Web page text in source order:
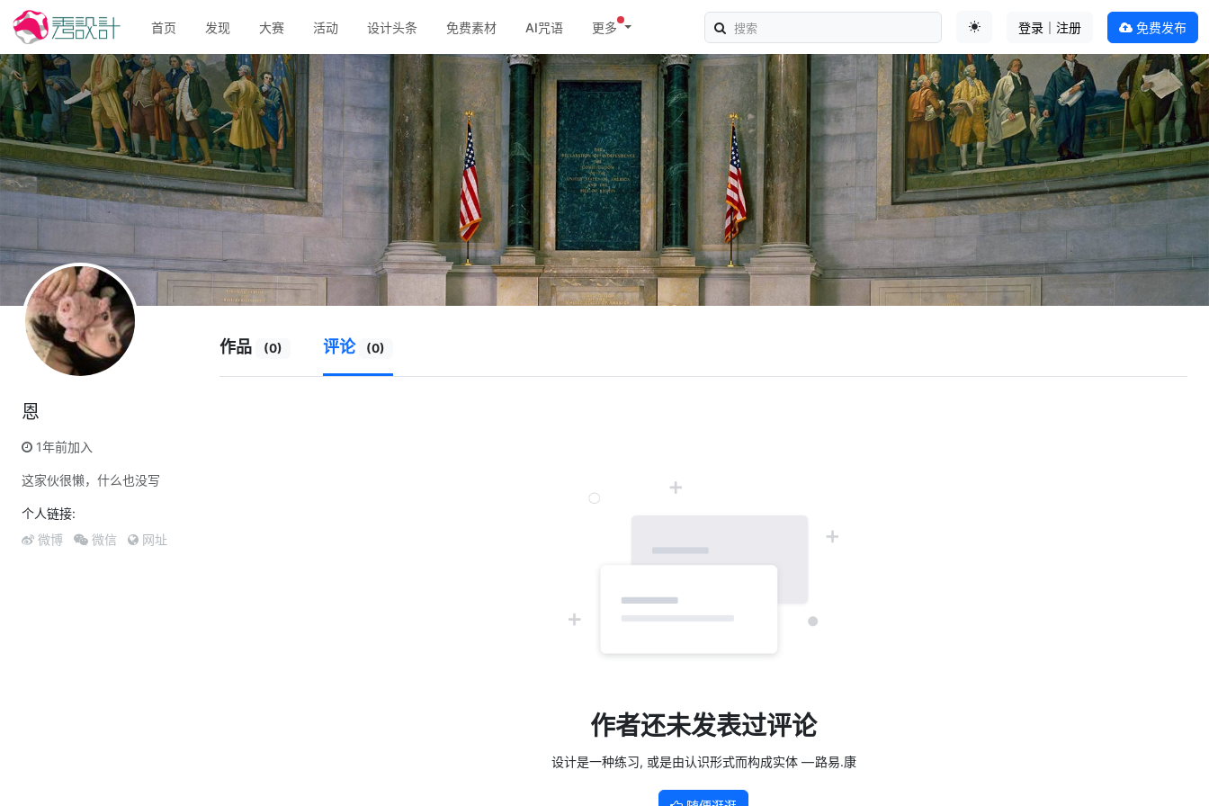
首页 发现 大赛 活动 设计头条 免费素材 AI咒语
更多
登录｜注册 免费发布
恩
1年前加入
这家伙很懒，什么也没写
个人链接:
微博 微信 网址
作品 (0) 评论 (0)
作者还未发表过评论
设计是一种练习, 或是由认识形式而构成实体 — 路易.康